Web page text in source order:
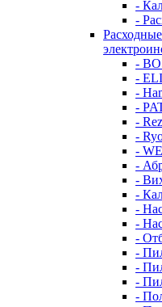
-
-
-
-
-
-
-
-
-
-
-
-
-
-
-
-
-
-
-